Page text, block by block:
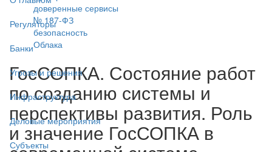
Регуляторы
Банки
Угрозы и решения
Инфраструктура
Деловые мероприятия
Субъекты
доверенные сервисы
№ 187-ФЗ
безопасность
Облака
ГосСОПКА. Состояние работ
по созданию системы и
перспективы развития. Роль
и значение ГосСОПКА в